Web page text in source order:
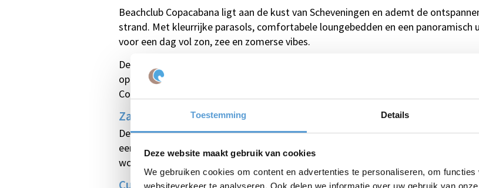
Toestemming Details
Deze website maakt gebruik van cookies
We gebruiken cookies om content en advertenties te personaliseren, om
websiteverkeer te analyseren. Ook delen we informatie over uw gebruik van
Beachclub Copacabana ligt aan de kust van Scheveningen en ademt de
strand. Met kleurrijke parasols, comfortabele loungebedden en een
voor een dag vol zon, zee en zomerse vibes.
De inrichting is stijlvol en eigentijds, met tropische details en moderne accenten
oproepen. Of je nu komt ontspannen met een cocktail, uitgebreid luncht met
Copacabana biedt voor ieder wat wils.
Zakelijke evenementen aan zee
Deze veelzijdige locatie is ook zeer geschikt voor bedrijfsuitjes, teamdagen en
een actieve teambuildingdag op het strand, een informele borrel of een volledig
wordt elk zakelijk uitje een ontspannen en inspirerende ervaring.